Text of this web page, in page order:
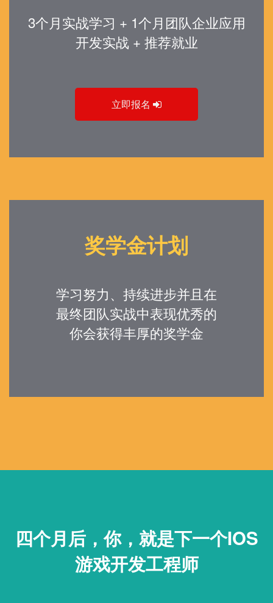
3个月实战学习 + 1个月团队企业应用
开发实战 + 推荐就业
立即报名
奖学金计划
学习努力、持续进步并且在
最终团队实战中表现优秀的
你会获得丰厚的奖学金
四个月后，你，就是下一个IOS
游戏开发工程师